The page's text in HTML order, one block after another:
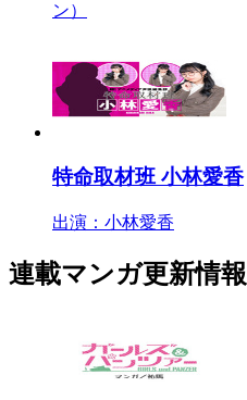
ン）
特命取材班 小林愛香
出演：小林愛香
連載マンガ更新情報